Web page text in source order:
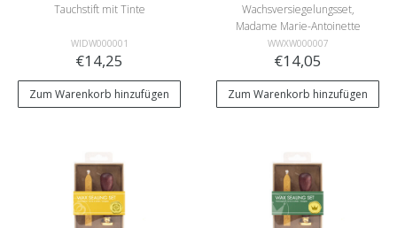
Tauchstift mit Tinte
WIDW000001
€14,25
Zum Warenkorb hinzufügen
Wachsversiegelungsset,
Madame Marie-Antoinette
WWXW000007
€14,05
Zum Warenkorb hinzufügen